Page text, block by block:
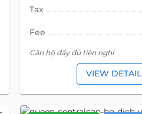
Tax
Fee
Căn hộ đầy đủ tiện nghi
VIEW DETAIL